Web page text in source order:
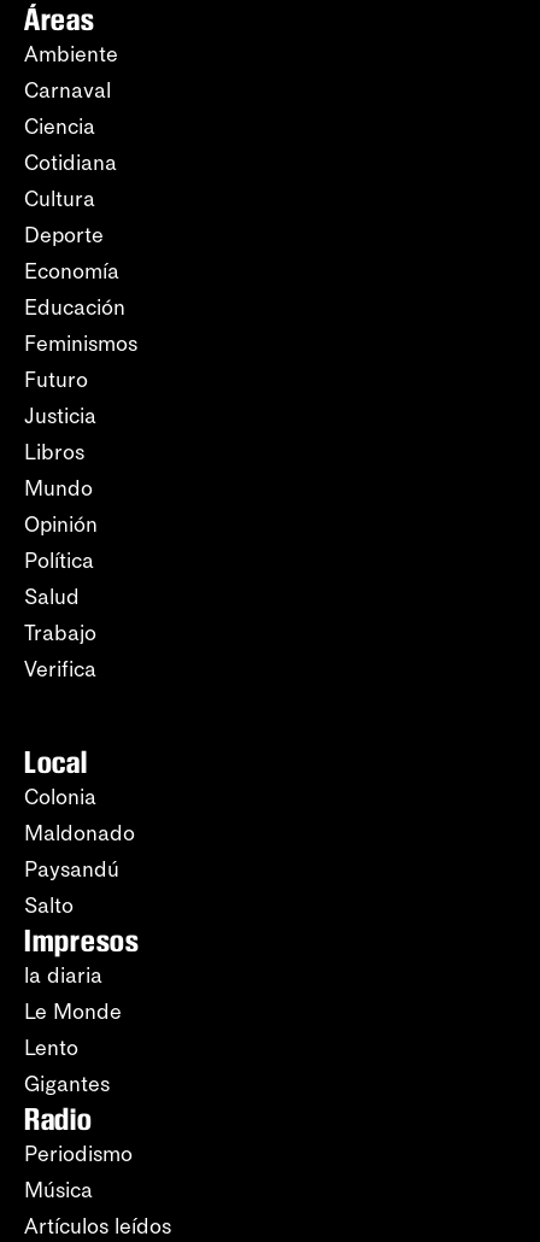
Áreas
Ambiente
Carnaval
Ciencia
Cotidiana
Cultura
Deporte
Economía
Educación
Feminismos
Futuro
Justicia
Libros
Mundo
Opinión
Política
Salud
Trabajo
Verifica
Local
Colonia
Maldonado
Paysandú
Salto
Impresos
la diaria
Le Monde
Lento
Gigantes
Radio
Periodismo
Música
Artículos leídos